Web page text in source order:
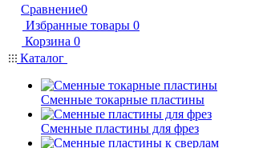
Сравнение0
Избранные товары 0
Корзина 0
Каталог
Сменные токарные пластины
Сменные пластины для фрез